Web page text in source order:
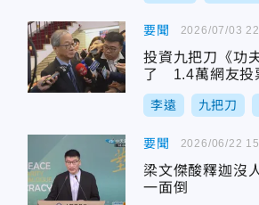
要聞
投資九把刀《功
了 1.4萬網友投
李遠 九把刀
2026/07/03
要聞
梁文傑酸釋迦沒
一面倒
2026/06/22